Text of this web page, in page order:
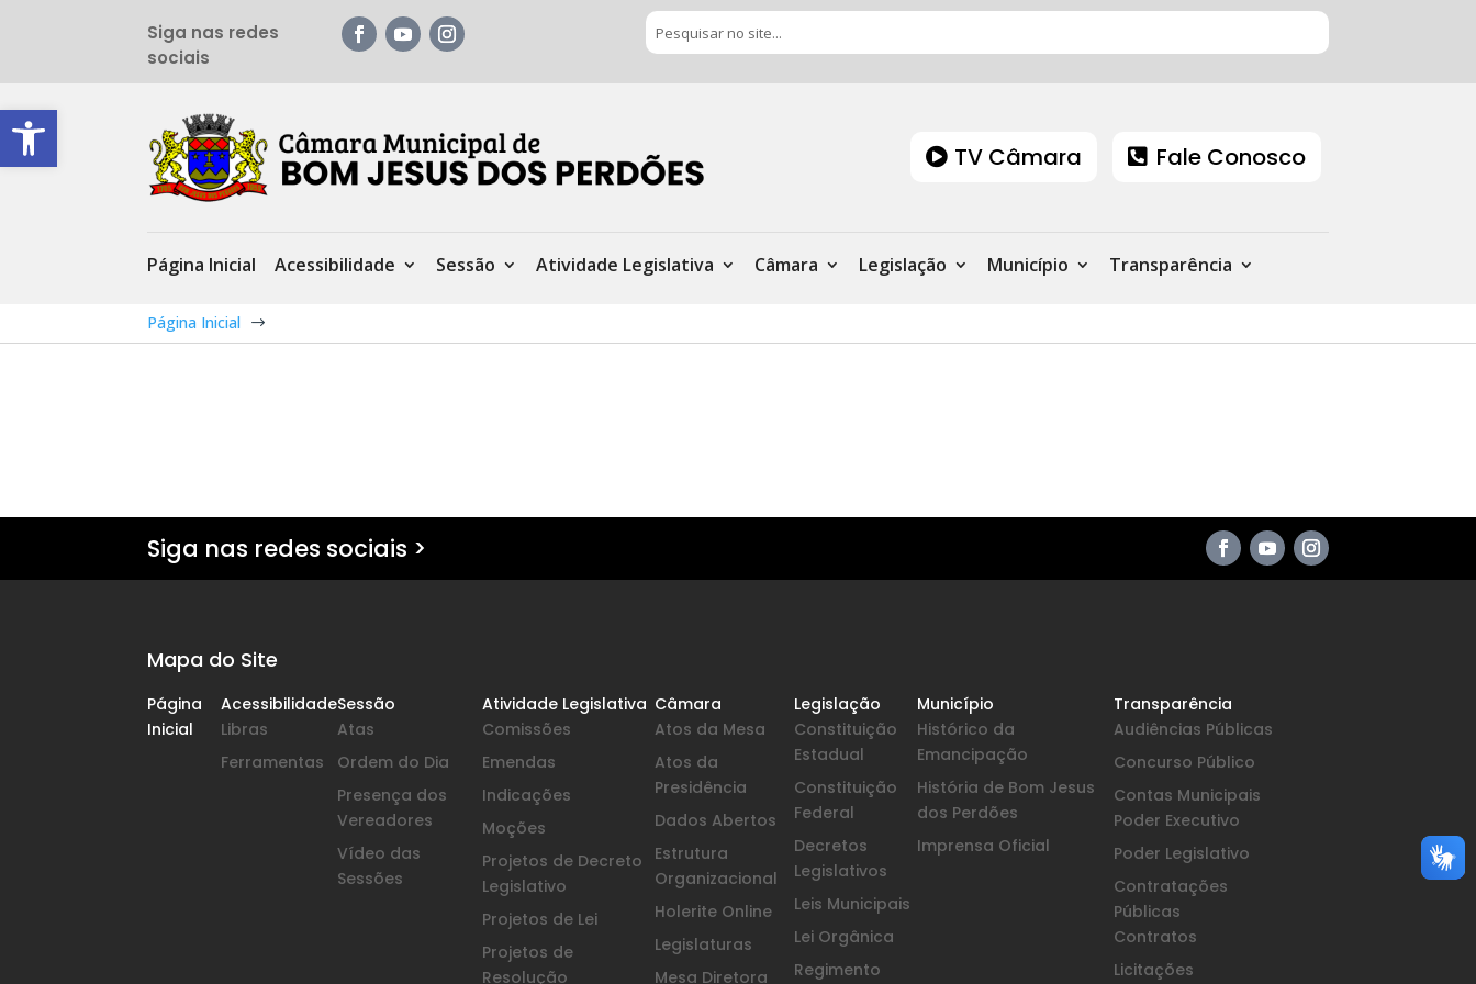
Barra de Ferramentas Aberta
Siga nas redes
sociais
TV Câmara Fale Conosco
Página Inicial Acessibilidade Sessão Atividade Legislativa Câmara Legislação Município Transparência
Página Inicial $
Siga nas redes sociais >
Mapa do Site
Página
Inicial
Acessibilidade
Libras
Ferramentas
Sessão
Atas
Ordem do Dia
Presença dos
Vereadores
Vídeo das
Sessões
Atividade Legislativa
Comissões
Emendas
Indicações
Moções
Projetos de Decreto
Legislativo
Projetos de Lei
Projetos de
Resolução
Câmara
Atos da Mesa
Atos da
Presidência
Dados Abertos
Estrutura
Organizacional
Holerite Online
Legislaturas
Mesa Diretora
Legislação
Constituição
Estadual
Constituição
Federal
Decretos
Legislativos
Leis Municipais
Lei Orgânica
Regimento
Município
Histórico da
Emancipação
História de Bom Jesus
dos Perdões
Imprensa Oficial
Transparência
Audiências Públicas
Concurso Público
Contas Municipais
Poder Executivo
Poder Legislativo
Contratações
Públicas
Contratos
Licitações